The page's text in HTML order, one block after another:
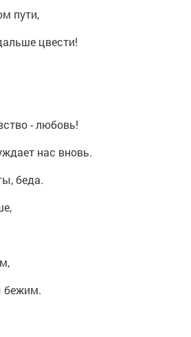
пути,
цвести!
- любовь!
нас вновь.
беда.
бежим.